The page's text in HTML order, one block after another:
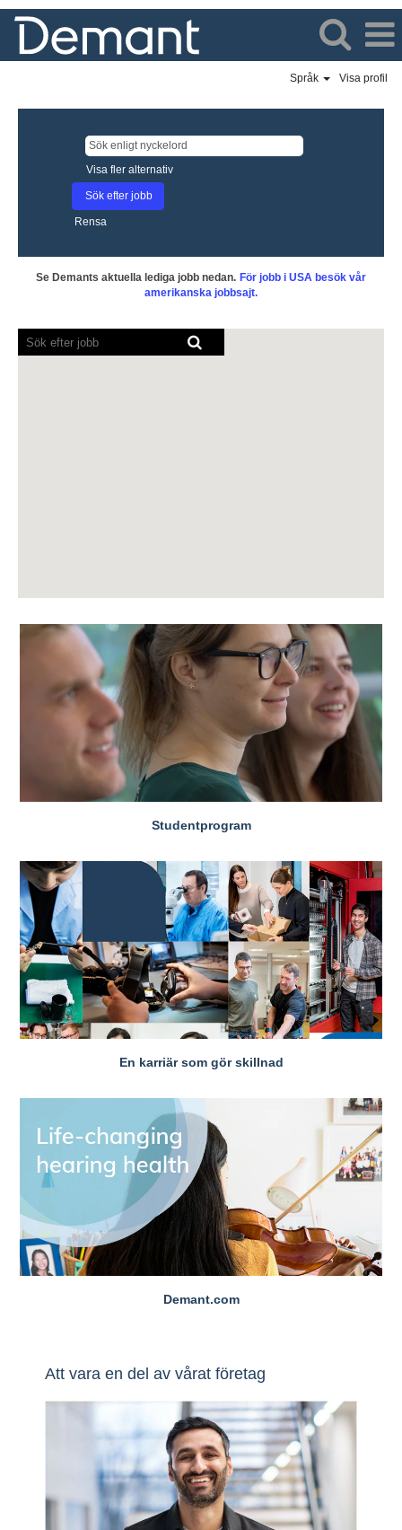
Språk Visa profil
Visa fler alternativ
Rensa
Se Demants aktuella lediga jobb nedan. För jobb i USA besök vår
amerikanska jobbsajt.
Skärmläsare
kan
Studentprogram
En karriär som gör skillnad
Demant.com
Att vara en del av vårat företag